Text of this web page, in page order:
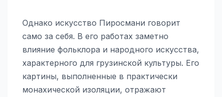
Однако искусство Пиросмани говорит
само за себя. В его работах заметно
влияние фольклора и народного искусства,
характерного для грузинской культуры. Его
картины, выполненные в практически
монахической изоляции, отражают